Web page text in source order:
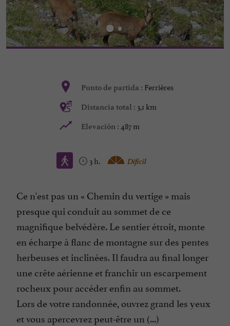
Punto de partida : Ferrières
Distancia total : 3,1 km
Elevación : 487 m
3 h. Difícil
Ce n'est pas un « Chemin du vertige » mais
presque qui conduit au sommet de ce
magnifique belvédère. Le sentier étroit, monte
en écharpe à flanc de montagne sur des pentes
herbeuses et inclinées. Il faudra au final longer
une crête aérienne et franchir un escarpement
rocheux pour accéder enfin au sommet.
Lors de votre randonnée, ouvrez grand les yeux
et vous apercevrez peut-être un (...)